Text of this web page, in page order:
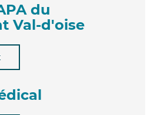
du
Val-d'oise